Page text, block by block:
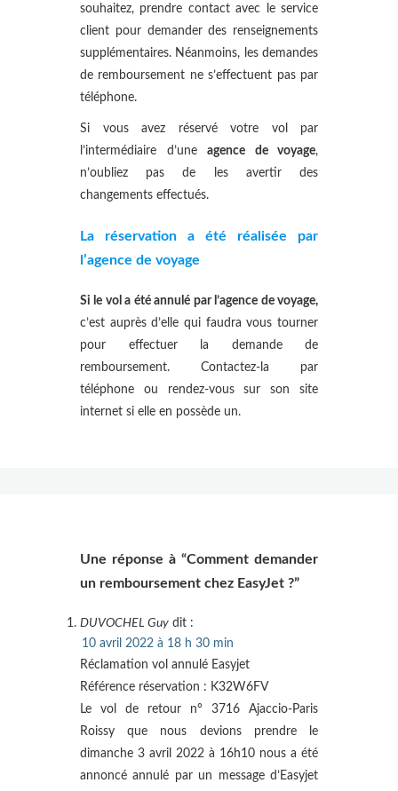
souhaitez, prendre contact avec le service
client pour demander des renseignements
supplémentaires. Néanmoins, les demandes
de remboursement ne s’effectuent pas par
téléphone.
Si vous avez réservé votre vol par
l’intermédiaire d’une agence de voyage,
n’oubliez pas de les avertir des
changements effectués.
La réservation a été réalisée par
l’agence de voyage
Si le vol a été annulé par l’agence de voyage,
c’est auprès d’elle qui faudra vous tourner
pour effectuer la demande de
remboursement. Contactez-la par
téléphone ou rendez-vous sur son site
internet si elle en possède un.
Une réponse à “Comment demander
un remboursement chez EasyJet ?”
DUVOCHEL Guy dit :
10 avril 2022 à 18 h 30 min
Réclamation vol annulé Easyjet
Référence réservation : K32W6FV
Le vol de retour n° 3716 Ajaccio-Paris
Roissy que nous devions prendre le
dimanche 3 avril 2022 à 16h10 nous a été
annoncé annulé par un message d’Easyjet